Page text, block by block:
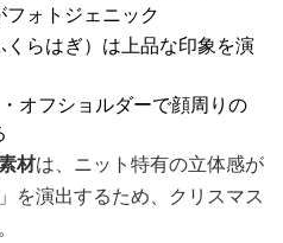
ォトジェニック
くらはぎ）は上品な印象を演
オフショルダーで顔周りの
材は、ニット特有の立体感が
を演出するため、クリスマス